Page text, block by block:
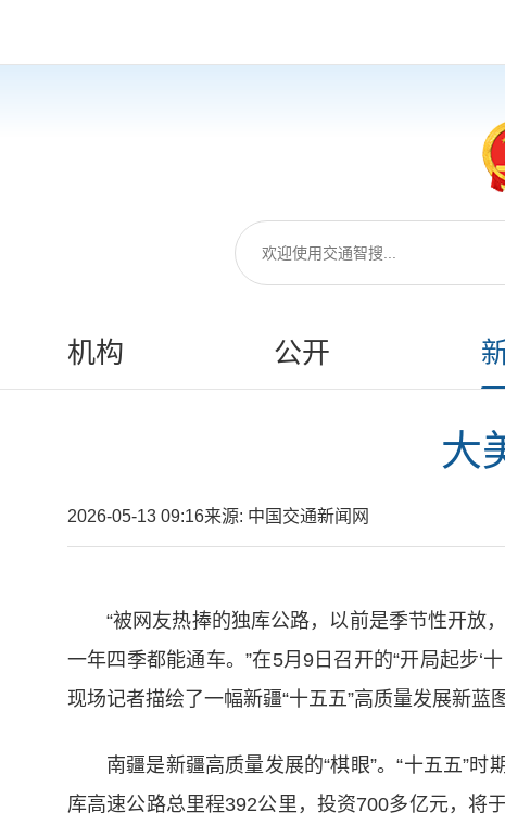
机构 公开
大
2026-05-13 09:16来源: 中国交通新闻网
“被网友热捧的独库公路，以前是季节性开放
一年四季都能通车。”在5月9日召开的“开局起步‘
现场记者描绘了一幅新疆“十五五”高质量发展新蓝图
南疆是新疆高质量发展的“棋眼”。“十五五”
库高速公路总里程392公里，投资700多亿元，将